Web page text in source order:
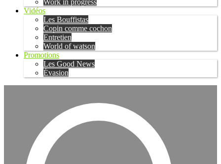
Work in progress
Vidéos
Les Bouffistas
Copin comme cochon
Entretien
World of watson
Promotions
Les Good News
Évasion